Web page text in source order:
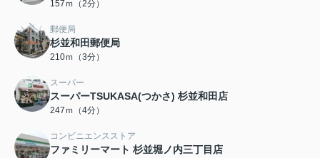
157ｍ（2分）
郵便局
杉並和田郵便局
210ｍ（3分）
スーパー
スーパーTSUKASA(つかさ) 杉並和田店
247ｍ（4分）
コンビニエンスストア
ファミリーマート 杉並堀ノ内三丁目店